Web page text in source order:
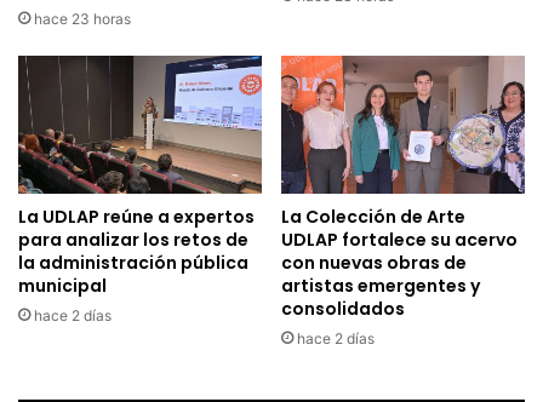
hace 23 horas
La UDLAP reúne a expertos
para analizar los retos de
la administración pública
municipal
hace 2 días
La Colección de Arte
UDLAP fortalece su acervo
con nuevas obras de
artistas emergentes y
consolidados
hace 2 días